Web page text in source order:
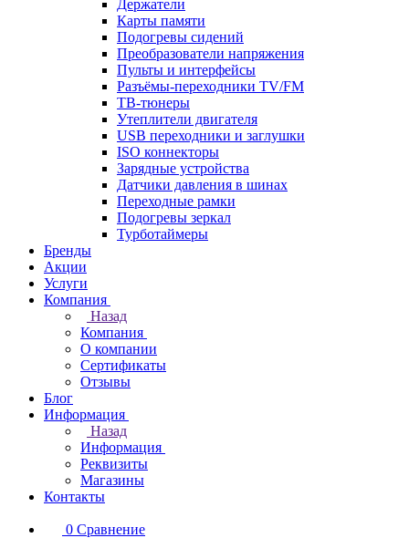
Держатели
Карты памяти
Подогревы сидений
Преобразователи напряжения
Пульты и интерфейсы
Разъёмы-переходники TV/FM
ТВ-тюнеры
Утеплители двигателя
USB переходники и заглушки
ISO коннекторы
Зарядные устройства
Датчики давления в шинах
Переходные рамки
Подогревы зеркал
Турботаймеры
Бренды
Акции
Услуги
Компания
Назад
Компания
О компании
Сертификаты
Отзывы
Блог
Информация
Назад
Информация
Реквизиты
Магазины
Контакты
0 Сравнение